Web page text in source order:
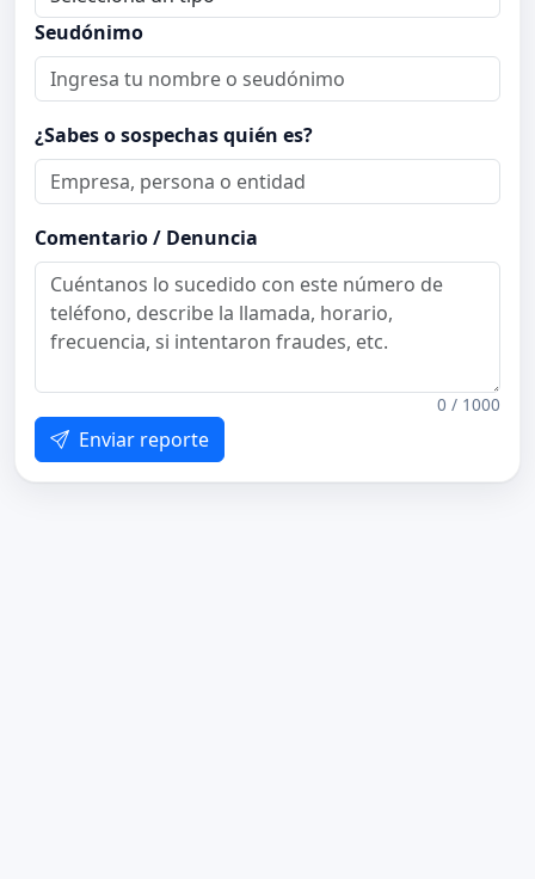
Seudónimo
¿Sabes o sospechas quién es?
Comentario / Denuncia
0 / 1000
Enviar reporte